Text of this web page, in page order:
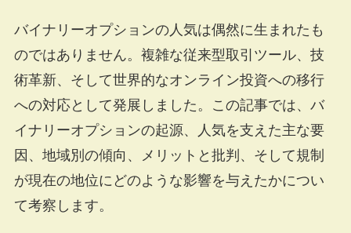
バイナリーオプションの人気は偶然に生まれたも
のではありません。複雑な従来型取引ツール、技
術革新、そして世界的なオンライン投資への移行
への対応として発展しました。この記事では、バ
イナリーオプションの起源、人気を支えた主な要
因、地域別の傾向、メリットと批判、そして規制
が現在の地位にどのような影響を与えたかについ
て考察します。